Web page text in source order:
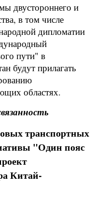
двустороннего и
в том числе
дипломатии
пути" в
будут прилагать
областях.
транспортных
"Один пояс
Китай-